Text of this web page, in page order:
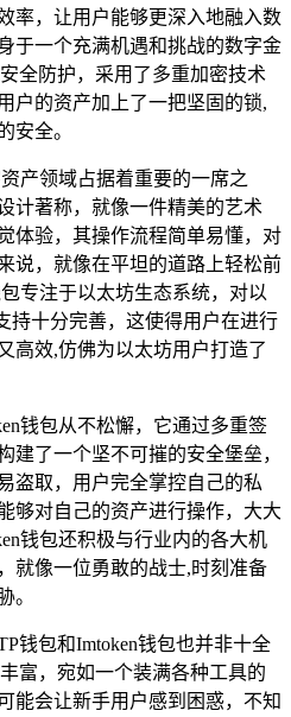
率，让用户能够更深入地融入数
于一个充满机遇和挑战的数字金
全防护，采用了多重加密技术
户的资产加上了一把坚固的锁,
安全。
产领域占据着重要的一席之
计著称，就像一件精美的艺术
体验，其操作流程简单易懂，对
说，就像在平坦的道路上轻松前
专注于以太坊生态系统，对以
持十分完善，这使得用户在进行
高效,仿佛为以太坊用户打造了
钱包从不松懈，它通过多重签
建了一个坚不可摧的安全堡垒，
盗取，用户完全掌控自己的私
够对自己的资产进行操作，大大
钱包还积极与行业内的各大机
就像一位勇敢的战士,时刻准备
。
钱包和Imtoken钱包也并非十全
富，宛如一个装满各种工具的
能会让新手用户感到困惑，不知